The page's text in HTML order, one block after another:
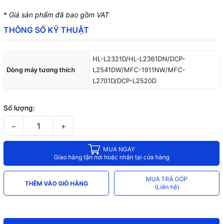
* Giá sản phẩm đã bao gồm VAT
THÔNG SỐ KỸ THUẬT
Dòng máy tương thích
HL-L2321D/HL-L2361DN/DCP-
L2541DW/MFC-1911NW/MFC-
L2701D/DCP-L2520D
Số lượng:
− +
MUA NGAY
Giao hàng tận nơi hoặc nhận tại cửa hàng
THÊM VÀO GIỎ HÀNG
MUA TRẢ GÓP
(Liên hệ)